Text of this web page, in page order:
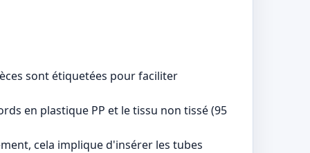
sont étiquetées pour faciliter
en plastique PP et le tissu non tissé (95
cela implique d'insérer les tubes